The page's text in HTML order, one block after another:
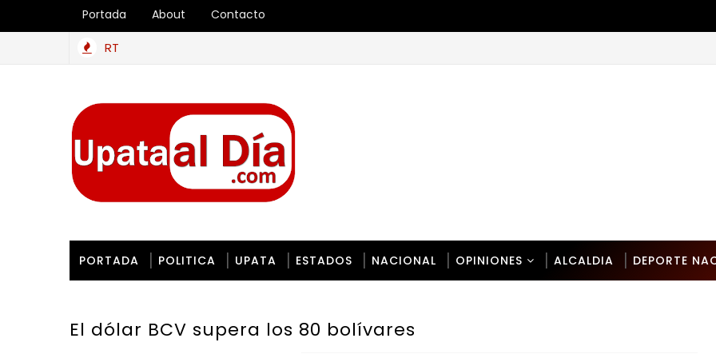
Portada About Contacto
RT
PORTADA POLITICA UPATA ESTADOS NACIONAL OPINIONES ALCALDIA DEPORTE
El dólar BCV supera los 80 bolívares